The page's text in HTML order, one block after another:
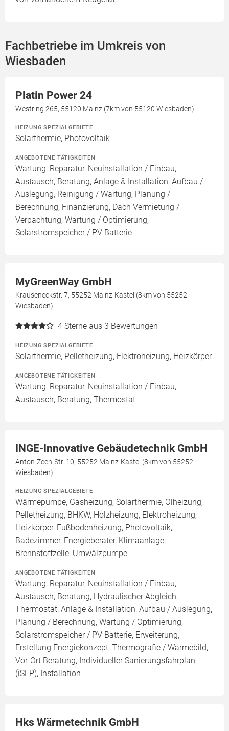
Fachbetriebe im Umkreis von
Wiesbaden
Platin Power 24
Westring 265, 55120 Mainz (7km von 55120 Wiesbaden)
HEIZUNG SPEZIALGEBIETE
Solarthermie, Photovoltaik
ANGEBOTENE TÄTIGKEITEN
Wartung, Reparatur, Neuinstallation / Einbau,
Austausch, Beratung, Anlage & Installation, Aufbau /
Auslegung, Reinigung / Wartung, Planung /
Berechnung, Finanzierung, Dach Vermietung /
Verpachtung, Wartung / Optimierung,
Solarstromspeicher / PV Batterie
MyGreenWay GmbH
Krauseneckstr. 7, 55252 Mainz-Kastel (8km von 55252
Wiesbaden)
4 Sterne aus 3 Bewertungen
HEIZUNG SPEZIALGEBIETE
Solarthermie, Pelletheizung, Elektroheizung, Heizkörper
ANGEBOTENE TÄTIGKEITEN
Wartung, Reparatur, Neuinstallation / Einbau,
Austausch, Beratung, Thermostat
INGE-Innovative Gebäudetechnik GmbH
Anton-Zeeh-Str. 10, 55252 Mainz-Kastel (8km von 55252
Wiesbaden)
HEIZUNG SPEZIALGEBIETE
Wärmepumpe, Gasheizung, Solarthermie, Ölheizung,
Pelletheizung, BHKW, Holzheizung, Elektroheizung,
Heizkörper, Fußbodenheizung, Photovoltaik,
Badezimmer, Energieberater, Klimaanlage,
Brennstoffzelle, Umwälzpumpe
ANGEBOTENE TÄTIGKEITEN
Wartung, Reparatur, Neuinstallation / Einbau,
Austausch, Beratung, Hydraulischer Abgleich,
Thermostat, Anlage & Installation, Aufbau / Auslegung,
Planung / Berechnung, Wartung / Optimierung,
Solarstromspeicher / PV Batterie, Erweiterung,
Erstellung Energiekonzept, Thermografie / Wärmebild,
Vor-Ort Beratung, Individueller Sanierungsfahrplan
(iSFP), Installation
Hks Wärmetechnik GmbH